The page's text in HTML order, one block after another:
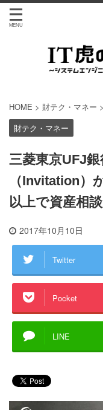
HOME > 財テク・マネー >
財テク・マネー
三菱東京UFJ
（Invitation）
以上で資産相
2017年10月10日
Twitter
Pocket
LINE